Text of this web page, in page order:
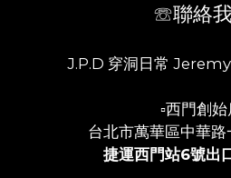
☏聯絡
J.P.D 穿洞日常
▫️西門創始
台北市萬華區中華路
捷運西門站6號出